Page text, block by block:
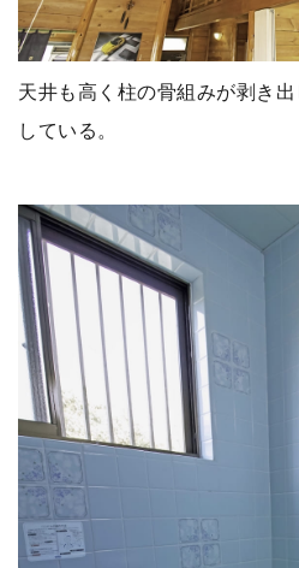
天井も高く柱の骨組みが剥き
している。